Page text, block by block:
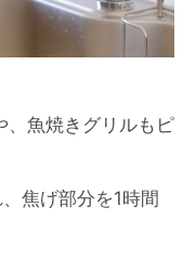
、魚焼きグリルもピ
焦げ部分を1時間